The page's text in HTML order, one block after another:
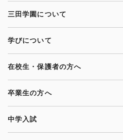
三田学園について
学びについて
在校生・保護者の方へ
卒業生の方へ
中学入試